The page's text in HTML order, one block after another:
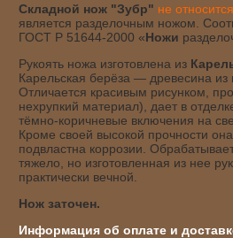
Складной нож "Зубр" не
является разделочным ножом.
ГОСТ Р 51644-2000 «Ножи
Рукоять ножа изготовлена из
Карельская берёза — древесина из
Отличается красивым рисунком,
нехрупкий материал), дает в
тёмно-коричневые включения на
Кроме своей высокой прочности
подвластна коррозии.
тяжело, но изготовленная из нее
практически вечной.
Нож заточен.
Информация об оплате и